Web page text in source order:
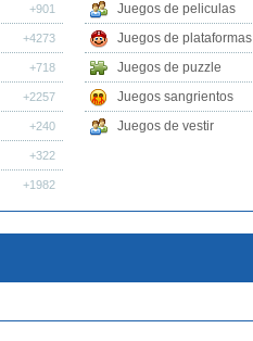
+901
+4273
+718
+2257
+240
+322
+1982
Juegos de peliculas
Juegos de plataformas
Juegos de puzzle
Juegos sangrientos
Juegos de vestir